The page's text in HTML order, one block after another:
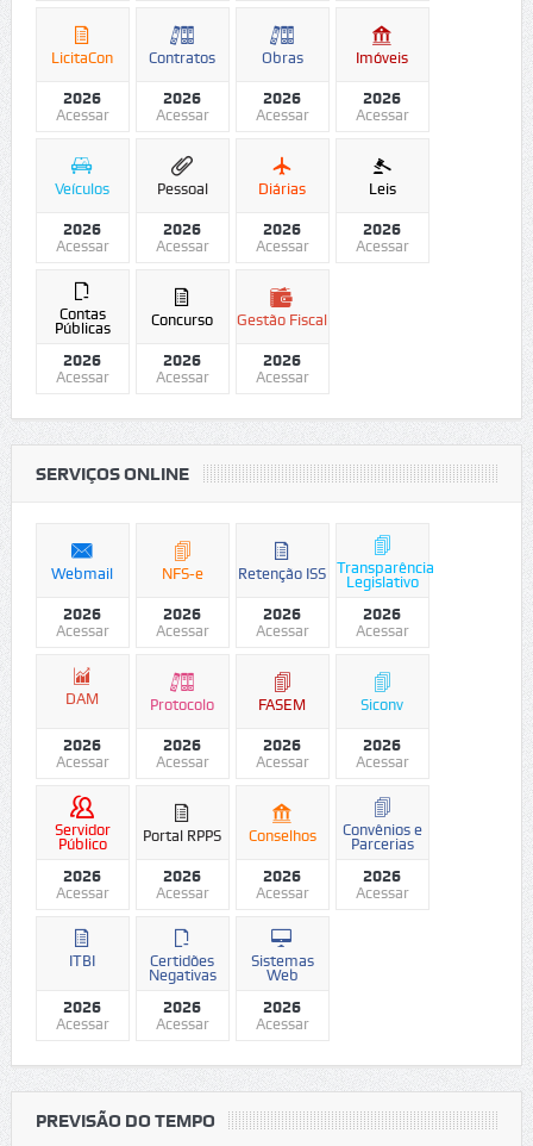
LicitaCon
2026
Acessar
Contratos
2026
Acessar
Obras
2026
Acessar
Imóveis
2026
Acessar
Veículos
2026
Acessar
Pessoal
2026
Acessar
Diárias
2026
Acessar
Leis
2026
Acessar
Contas
Públicas
2026
Acessar
Concurso
2026
Acessar
Gestão Fiscal
2026
Acessar
SERVIÇOS ONLINE
Webmail
2026
Acessar
NFS-e
2026
Acessar
Retenção ISS
2026
Acessar
Transparência
Legislativo
2026
Acessar
DAM
2026
Acessar
Protocolo
2026
Acessar
FASEM
2026
Acessar
Siconv
2026
Acessar
Servidor
Público
2026
Acessar
Portal RPPS
2026
Acessar
Conselhos
2026
Acessar
Convênios e
Parcerias
2026
Acessar
ITBI
2026
Acessar
Certidões
Negativas
2026
Acessar
Sistemas
Web
2026
Acessar
PREVISÃO DO TEMPO